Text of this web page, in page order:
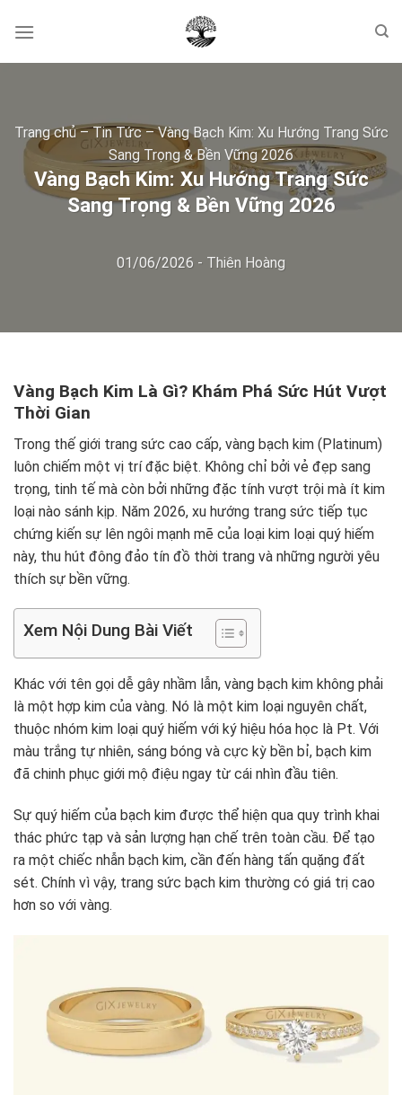
Trang chủ–Tin Tức–Vàng Bạch Kim: Xu Hướng Trang Sức
Sang Trọng & Bền Vững 2026
Vàng Bạch Kim: Xu Hướng Trang Sức
Sang Trọng & Bền Vững 2026
01/06/2026 - Thiên Hoàng
Vàng Bạch Kim Là Gì? Khám Phá Sức Hút Vượt
Thời Gian
Trong thế giới trang sức cao cấp, vàng bạch kim (Platinum)
luôn chiếm một vị trí đặc biệt. Không chỉ bởi vẻ đẹp sang
trọng, tinh tế mà còn bởi những đặc tính vượt trội mà ít kim
loại nào sánh kịp. Năm 2026, xu hướng trang sức tiếp tục
chứng kiến sự lên ngôi mạnh mẽ của loại kim loại quý hiếm
này, thu hút đông đảo tín đồ thời trang và những người yêu
thích sự bền vững.
Xem Nội Dung Bài Viết
Khác với tên gọi dễ gây nhầm lẫn, vàng bạch kim không phải
là một hợp kim của vàng. Nó là một kim loại nguyên chất,
thuộc nhóm kim loại quý hiếm với ký hiệu hóa học là Pt. Với
màu trắng tự nhiên, sáng bóng và cực kỳ bền bỉ, bạch kim
đã chinh phục giới mộ điệu ngay từ cái nhìn đầu tiên.
Sự quý hiếm của bạch kim được thể hiện qua quy trình khai
thác phức tạp và sản lượng hạn chế trên toàn cầu. Để tạo
ra một chiếc nhẫn bạch kim, cần đến hàng tấn quặng đất
sét. Chính vì vậy, trang sức bạch kim thường có giá trị cao
hơn so với vàng.